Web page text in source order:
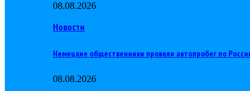
08.08.2026
Новости
Немецкие общественники провели автопробег по
08.08.2026